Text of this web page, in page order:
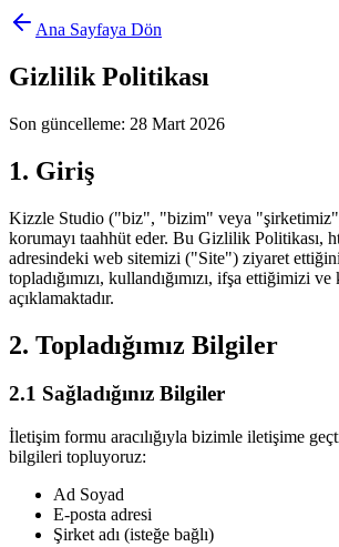
Ana Sayfaya Dön
Gizlilik Politikası
Son güncelleme: 28 Mart 2026
1. Giriş
Kizzle Studio ("biz", "bizim" veya
korumayı taahhüt eder. Bu Gizlilik Politikası,
adresindeki web sitemizi ("Site") ziyaret
topladığımızı, kullandığımızı, ifşa ettiğimizi
açıklamaktadır.
2. Topladığımız Bilgiler
2.1 Sağladığınız Bilgiler
İletişim formu aracılığıyla bizimle iletişime
bilgileri topluyoruz:
Ad Soyad
E-posta adresi
Şirket adı (isteğe bağlı)